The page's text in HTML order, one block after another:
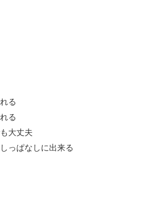
る
る
大丈夫
っぱなしに出来る